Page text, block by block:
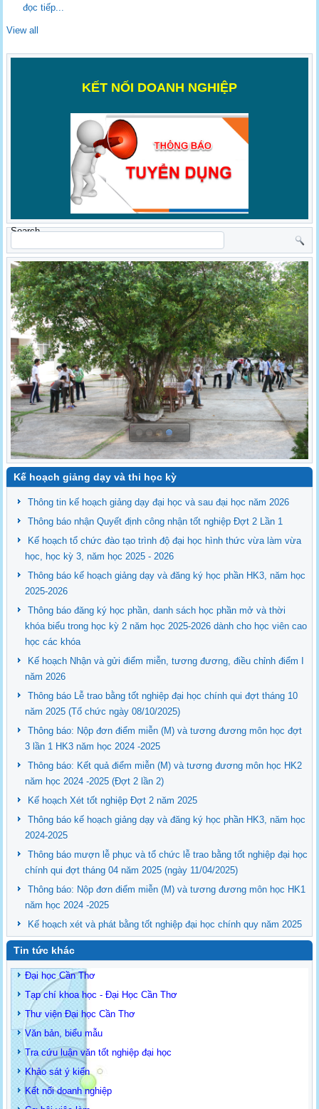
đọc tiếp...
View all
KẾT NỐI DOANH NGHIỆP
Search
Kế hoạch giảng dạy và thi học kỳ
Thông tin kế hoạch giảng dạy đại học và sau đại học năm 2026
Thông báo nhận Quyết định công nhận tốt nghiệp Đợt 2 Lần 1
Kế hoạch tổ chức đào tạo trình độ đại học hình thức vừa làm vừa
học, học kỳ 3, năm học 2025 - 2026
Thông báo kế hoạch giảng dạy và đăng ký học phần HK3, năm học
2025-2026
Thông báo đăng ký học phần, danh sách học phần mở và thời
khóa biểu trong học kỳ 2 năm học 2025-2026 dành cho học viên cao
học các khóa
Kế hoạch Nhận và gửi điểm miễn, tương đương, điều chỉnh điểm I
năm 2026
Thông báo Lễ trao bằng tốt nghiệp đại học chính qui đợt tháng 10
năm 2025 (Tổ chức ngày 08/10/2025)
Thông báo: Nộp đơn điểm miễn (M) và tương đương môn học đợt
3 lần 1 HK3 năm học 2024 -2025
Thông báo: Kết quả điểm miễn (M) và tương đương môn học HK2
năm học 2024 -2025 (Đợt 2 lần 2)
Kế hoạch Xét tốt nghiệp Đợt 2 năm 2025
Thông báo kế hoạch giảng dạy và đăng ký học phần HK3, năm học
2024-2025
Thông báo mượn lễ phục và tổ chức lễ trao bằng tốt nghiệp đại học
chính qui đợt tháng 04 năm 2025 (ngày 11/04/2025)
Thông báo: Nộp đơn điểm miễn (M) và tương đương môn học HK1
năm học 2024 -2025
Kế hoạch xét và phát bằng tốt nghiệp đại học chính quy năm 2025
Tin tức khác
Đại học Cần Thơ
Tạp chí khoa học - Đại Học Cần Thơ
Thư viện Đại học Cần Thơ
Văn bản, biểu mẫu
Tra cứu luận văn tốt nghiệp đại học
Khảo sát ý kiến
Kết nối doanh nghiệp